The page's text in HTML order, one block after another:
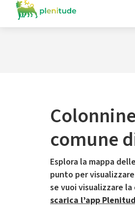
comune
Esplora la mappa
punto per
se vuoi visualizzare
scarica l’app